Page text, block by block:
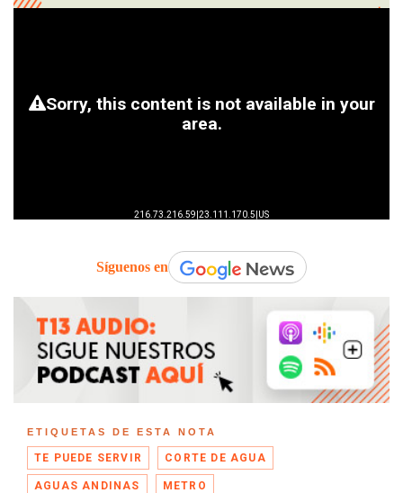
Síguenos en
ETIQUETAS DE ESTA NOTA
TE PUEDE SERVIR CORTE DE AGUA
AGUAS ANDINAS METRO